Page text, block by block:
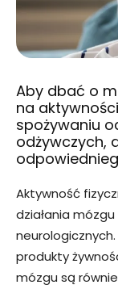
Aby dbać o
na
spożywaniu
odżywczych,
Aktywność
działania
produkty
mózgu są